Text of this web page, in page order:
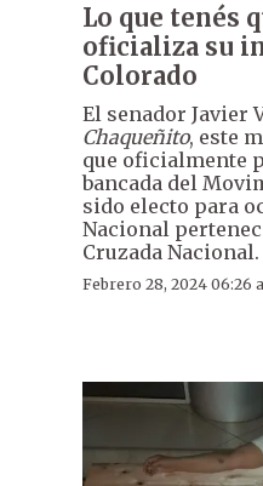
Lo que tenés
oficializa su
Colorado
El senador Javier
Chaqueñito, este
que oficialmente
bancada del
sido electo para
Nacional
Cruzada Nacional.
Febrero 28, 2024 06:26